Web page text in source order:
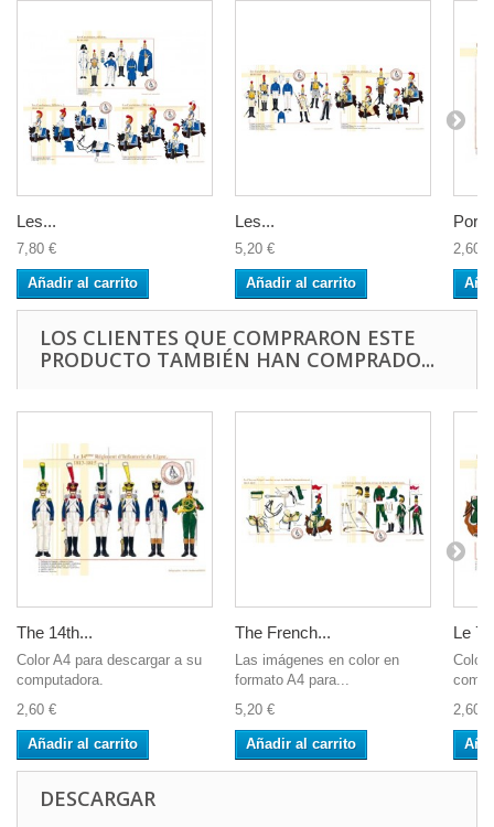
Les...
7,80 €
Añadir al carrito
Les...
5,20 €
Añadir al carrito
2,60 €
LOS CLIENTES QUE COMPRARON ESTE
PRODUCTO TAMBIÉN HAN COMPRADO...
The 14th...
Color A4 para descargar a su
computadora.
2,60 €
Añadir al carrito
The French...
Las imágenes en color en
formato A4 para...
5,20 €
Añadir al carrito
Le
Color
2,60 €
DESCARGAR